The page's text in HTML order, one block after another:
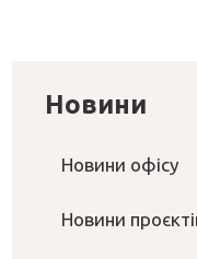
Новини
Новини офісу
Новини